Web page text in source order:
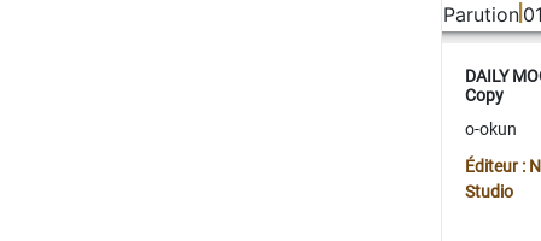
Parution
DAILY
Copy
o-okun
Éditeur :
Studio